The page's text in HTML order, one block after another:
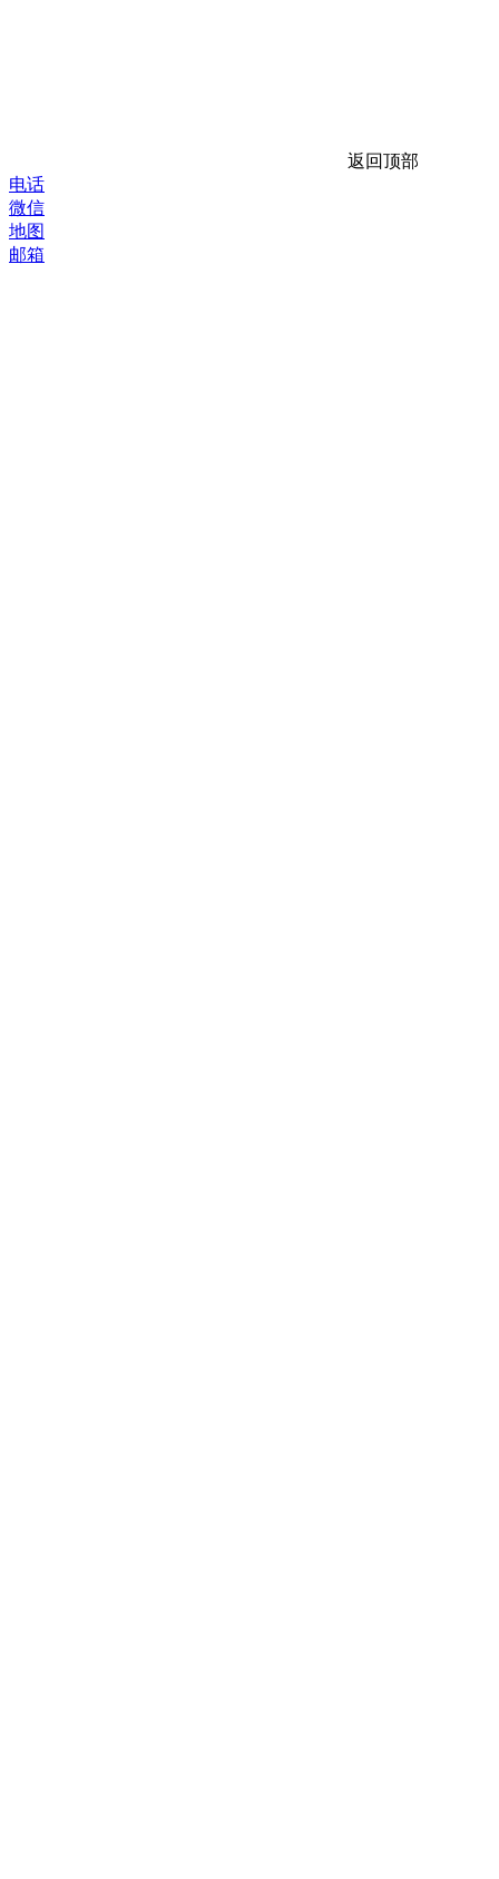
返回顶部
电话
微信
地图
邮箱